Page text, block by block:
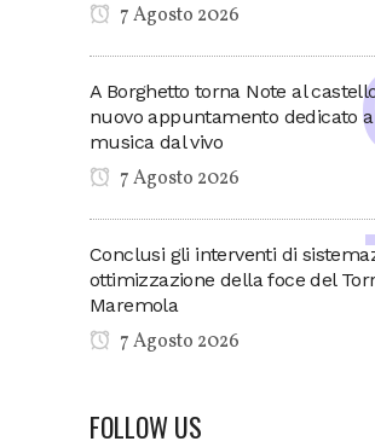
7 Agosto 2026
A Borghetto torna Note al
nuovo appuntamento dedicato
musica dal vivo
7 Agosto 2026
Conclusi gli interventi di
ottimizzazione della foce del
Maremola
7 Agosto 2026
FOLLOW US